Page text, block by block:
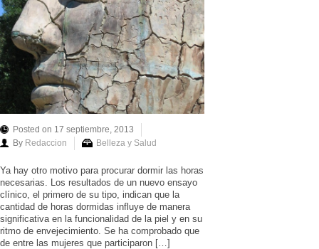
Posted on 17 septiembre, 2013
By Redaccion Belleza y Salud
Ya hay otro motivo para procurar dormir las horas
necesarias. Los resultados de un nuevo ensayo
clínico, el primero de su tipo, indican que la
cantidad de horas dormidas influye de manera
significativa en la funcionalidad de la piel y en su
ritmo de envejecimiento. Se ha comprobado que
de entre las mujeres que participaron […]